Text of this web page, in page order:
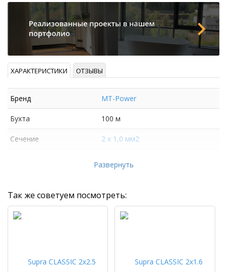
ХАРАКТЕРИСТИКИ ОТЗЫВЫ
Бренд MT-Power
Бухта 100 м
Сечение 2 х 1,0 мм2
Развернуть
Так же советуем посмотреть: